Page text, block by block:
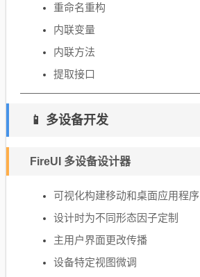
重命名重构
内联变量
内联方法
提取接口
📱 多设备开发
FireUI 多设备设计器
可视化构建移动和桌面应用程序
设计时为不同形态因子定制
主用户界面更改传播
设备特定视图微调